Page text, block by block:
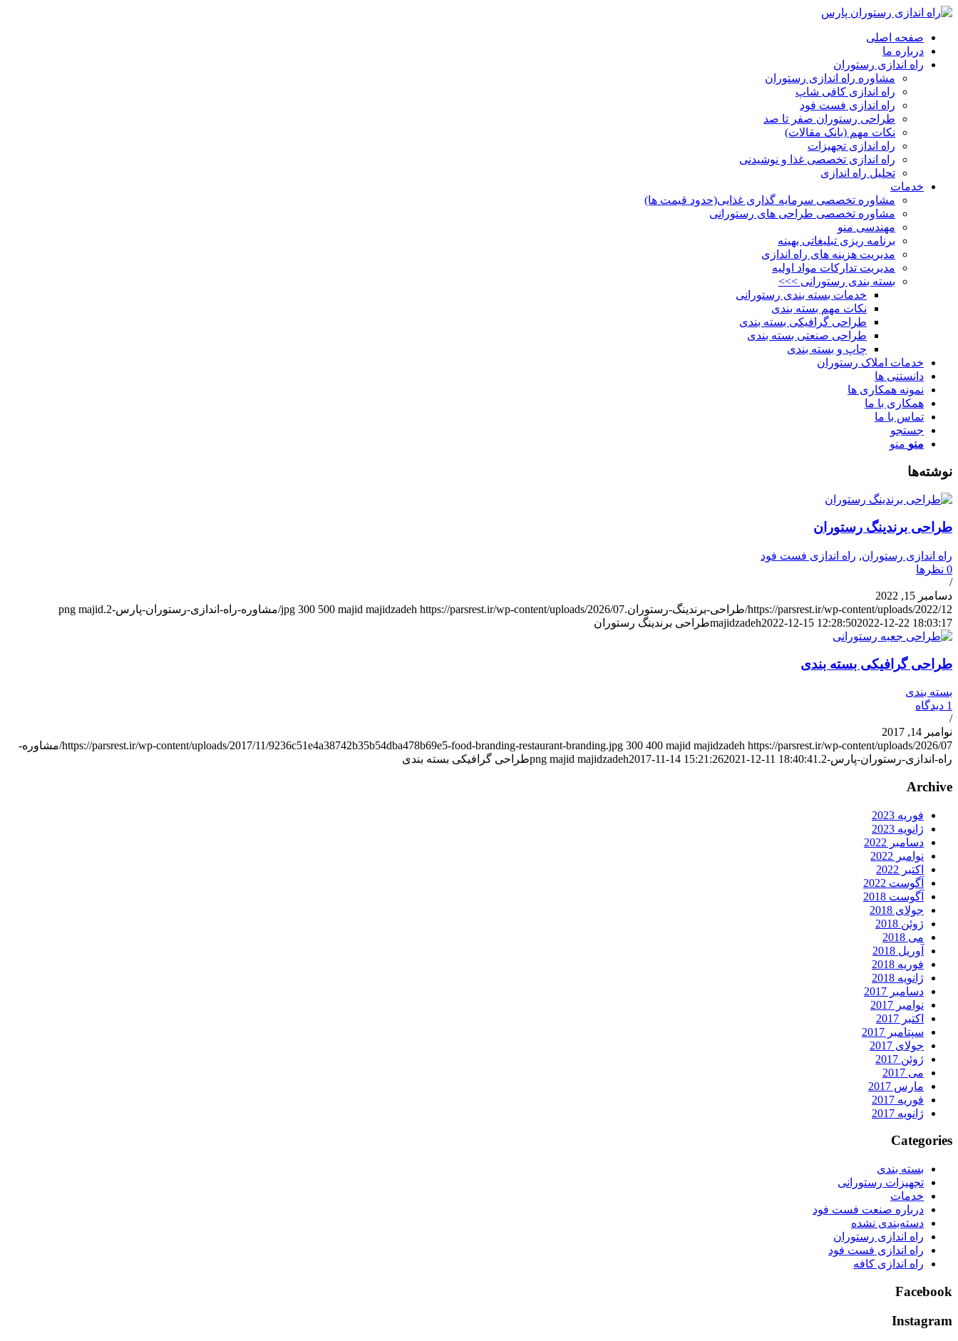
صفحه اصلی
درباره ما
راه اندازی رستوران
مشاوره راه اندازی رستوران
راه اندازی کافی شاپ
راه اندازی فست فود
طراحی رستوران صفر تا صد
نکات مهم (بانک مقالات)
راه اندازی تجهیزات
راه اندازی تخصصی غذا و نوشیدنی
تحلیل راه اندازی
خدمات
مشاوره تخصصی سرمایه گذاری غذایی(حدود قیمت ها)
مشاوره تخصصی طراحی های رستورانی
مهندسی منو
برنامه ریزی تبلیغاتی بهینه
مدیریت هزینه های راه اندازی
مدیریت تدارکات مواد اولیه
بسته بندی رستورانی >>>
خدمات بسته بندی رستورانی
نکات مهم بسته بندی
طراحی گرافیکی بسته بندی
طراحی صنعتی بسته بندی
چاپ و بسته بندی
خدمات املاک رستوران
دانستنی ها
نمونه همکاری ها
همکاری با ما
تماس با ما
جستجو
منو منو
نوشته‌ها
طراحی برندینگ رستوران
راه اندازی رستوران, راه اندازی فست فود
0 نظرها
/
دسامبر 15, 2022
https://parsrest.ir/wp-content/uploads/2022/12/طراحی-برندینگ-رستوران.jpg
300 500 majid majidzadeh https://parsrest.ir/wp-content/uploads/2026/07/مشاوره-راه-اندازی-رستوران-پارس-2.png
majid
majidzadeh2022-12-15 12:28:502022-12-22 18:03:17 طراحی برندینگ رستوران
طراحی گرافیکی بسته بندی
بسته بندی
1 دیدگاه
/
نوامبر 14, 2017
https://parsrest.ir/wp-content/uploads/2017/11/9236c51e4a38742b35b54dba478b69e5-food-branding-restaurant-branding.jpg 300 400 majid majidzadeh
https://parsrest.ir/wp-content/uploads/2026/07/مشاوره-
راه-اندازی-رستوران-پارس-2.png
majid majidzadeh2017-11-14 15:21:262021-12-11 18:40:41 طراحی گرافیکی بسته بندی
Archive
فوریه 2023
ژانویه 2023
دسامبر 2022
نوامبر 2022
اکتبر 2022
آگوست 2022
آگوست 2018
جولای 2018
ژوئن 2018
می 2018
آوریل 2018
فوریه 2018
ژانویه 2018
دسامبر 2017
نوامبر 2017
اکتبر 2017
سپتامبر 2017
جولای 2017
ژوئن 2017
می 2017
مارس 2017
فوریه 2017
ژانویه 2017
Categories
بسته بندی
تجهیزات رستورانی
خدمات
درباره صنعت فست فود
دسته‌بندی نشده
راه اندازی رستوران
راه اندازی فست فود
راه اندازی کافه
Facebook
Instagram